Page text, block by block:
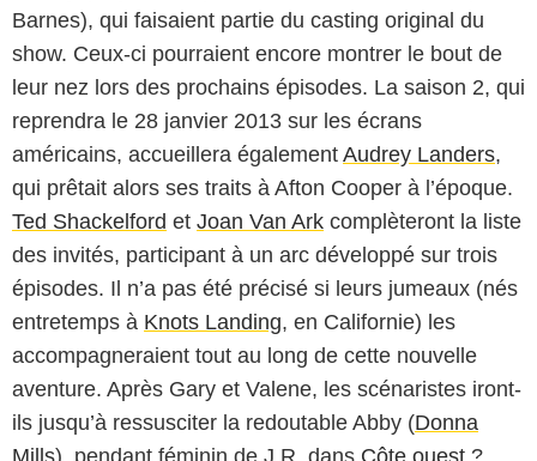
Barnes), qui faisaient partie du casting original du
show. Ceux-ci pourraient encore montrer le bout de
leur nez lors des prochains épisodes. La saison 2, qui
reprendra le 28 janvier 2013 sur les écrans
américains, accueillera également Audrey Landers,
qui prêtait alors ses traits à Afton Cooper à l’époque.
Ted Shackelford et Joan Van Ark complèteront la liste
des invités, participant à un arc développé sur trois
épisodes. Il n’a pas été précisé si leurs jumeaux (nés
entretemps à Knots Landing, en Californie) les
accompagneraient tout au long de cette nouvelle
aventure. Après Gary et Valene, les scénaristes iront-
ils jusqu’à ressusciter la redoutable Abby (Donna
Mills), pendant féminin de J.R. dans Côte ouest ?